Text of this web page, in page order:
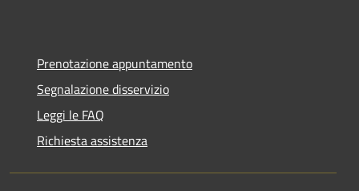
Prenotazione appuntamento
Segnalazione disservizio
Leggi le FAQ
Richiesta assistenza